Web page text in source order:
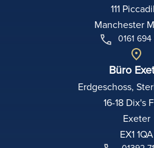
111
Manchester
0161
Büro
Erdgeschoss,
16-18 Dix's
Exeter
EX1 1QA